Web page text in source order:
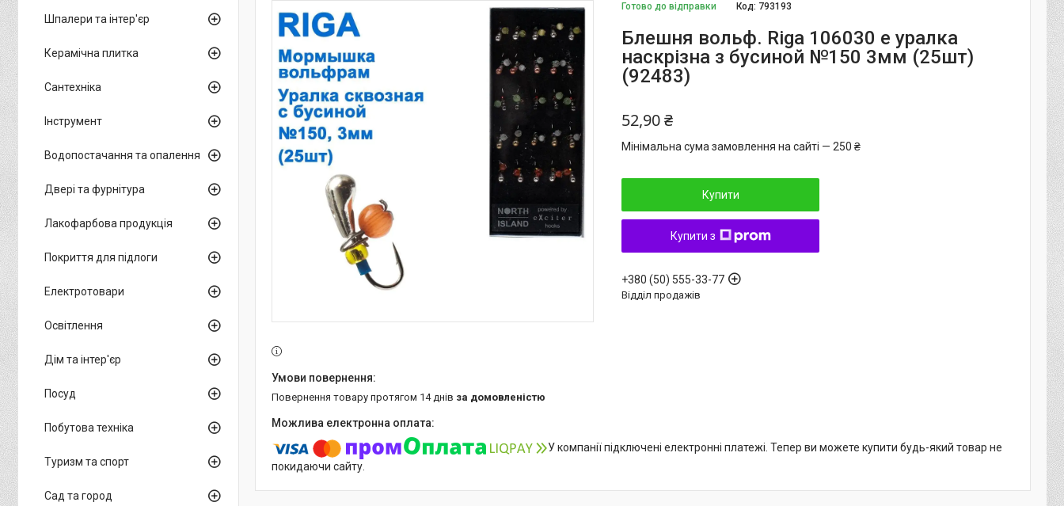
Готово до відправки Код: 793193
Блешня вольф. Riga 106030 e уралка
наскрізна з бусиной №150 3мм (25шт)
(92483)
52,90 ₴
Мінімальна сума замовлення на сайті — 250 ₴
Купити
Купити з
+380 (50) 555-33-77
Відділ продажів
повернення товару протягом 14 днів за домовленістю
У компанії підключені електронні платежі. Тепер ви можете купити будь-який товар не
покидаючи сайту.
Шпалери та інтер'єр
Керамічна плитка
Сантехніка
Інструмент
Водопостачання та опалення
Двері та фурнітура
Лакофарбова продукція
Покриття для підлоги
Електротовари
Освітлення
Дім та інтер'єр
Посуд
Побутова техніка
Туризм та спорт
Сад та город